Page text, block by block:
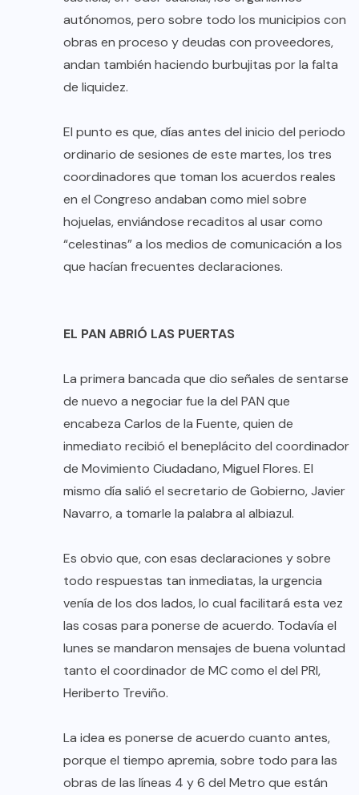
autónomos, pero sobre todo los municipios con
obras en proceso y deudas con proveedores,
andan también haciendo burbujitas por la falta
de liquidez.
El punto es que, días antes del inicio del periodo
ordinario de sesiones de este martes, los tres
coordinadores que toman los acuerdos reales
en el Congreso andaban como miel sobre
hojuelas, enviándose recaditos al usar como
“celestinas” a los medios de comunicación a los
que hacían frecuentes declaraciones.
EL PAN ABRIÓ LAS PUERTAS
La primera bancada que dio señales de sentarse
de nuevo a negociar fue la del PAN que
encabeza Carlos de la Fuente, quien de
inmediato recibió el beneplácito del coordinador
de Movimiento Ciudadano, Miguel Flores. El
mismo día salió el secretario de Gobierno, Javier
Navarro, a tomarle la palabra al albiazul.
Es obvio que, con esas declaraciones y sobre
todo respuestas tan inmediatas, la urgencia
venía de los dos lados, lo cual facilitará esta vez
las cosas para ponerse de acuerdo. Todavía el
lunes se mandaron mensajes de buena voluntad
tanto el coordinador de MC como el del PRI,
Heriberto Treviño.
La idea es ponerse de acuerdo cuanto antes,
porque el tiempo apremia, sobre todo para las
obras de las líneas 4 y 6 del Metro que están